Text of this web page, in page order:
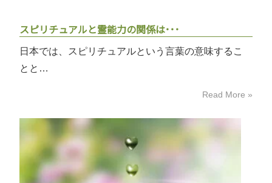
スピリチュアルと霊能力の関係は･･･
日本では、スピリチュアルという言葉の意味するこ
とと…
Read More »